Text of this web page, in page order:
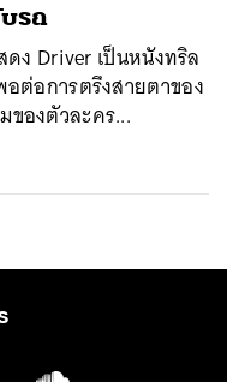
รถ
ง Driver เป็นหนังทริล
ต่อการตรึงสายตาของ
องตัวละคร...